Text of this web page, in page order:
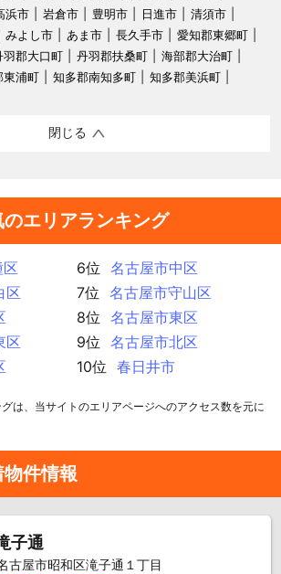
浜市 岩倉市 豊明市 日進市
清須市
みよし市 あま市 長久手市
愛知郡東郷町
羽郡大口町 丹羽郡扶桑町
海部郡大治町
東浦町 知多郡南知多町
知多郡美浜町
閉じる
エリアランキング
区
区
6位
名古屋市中区
7位
名古屋市守山区
8位
名古屋市東区
9位
名古屋市北区
10位
春日井市
は、当サイトのエリアページへのアクセス数を元に
件情報
子通
古屋市昭和区滝子通１丁目